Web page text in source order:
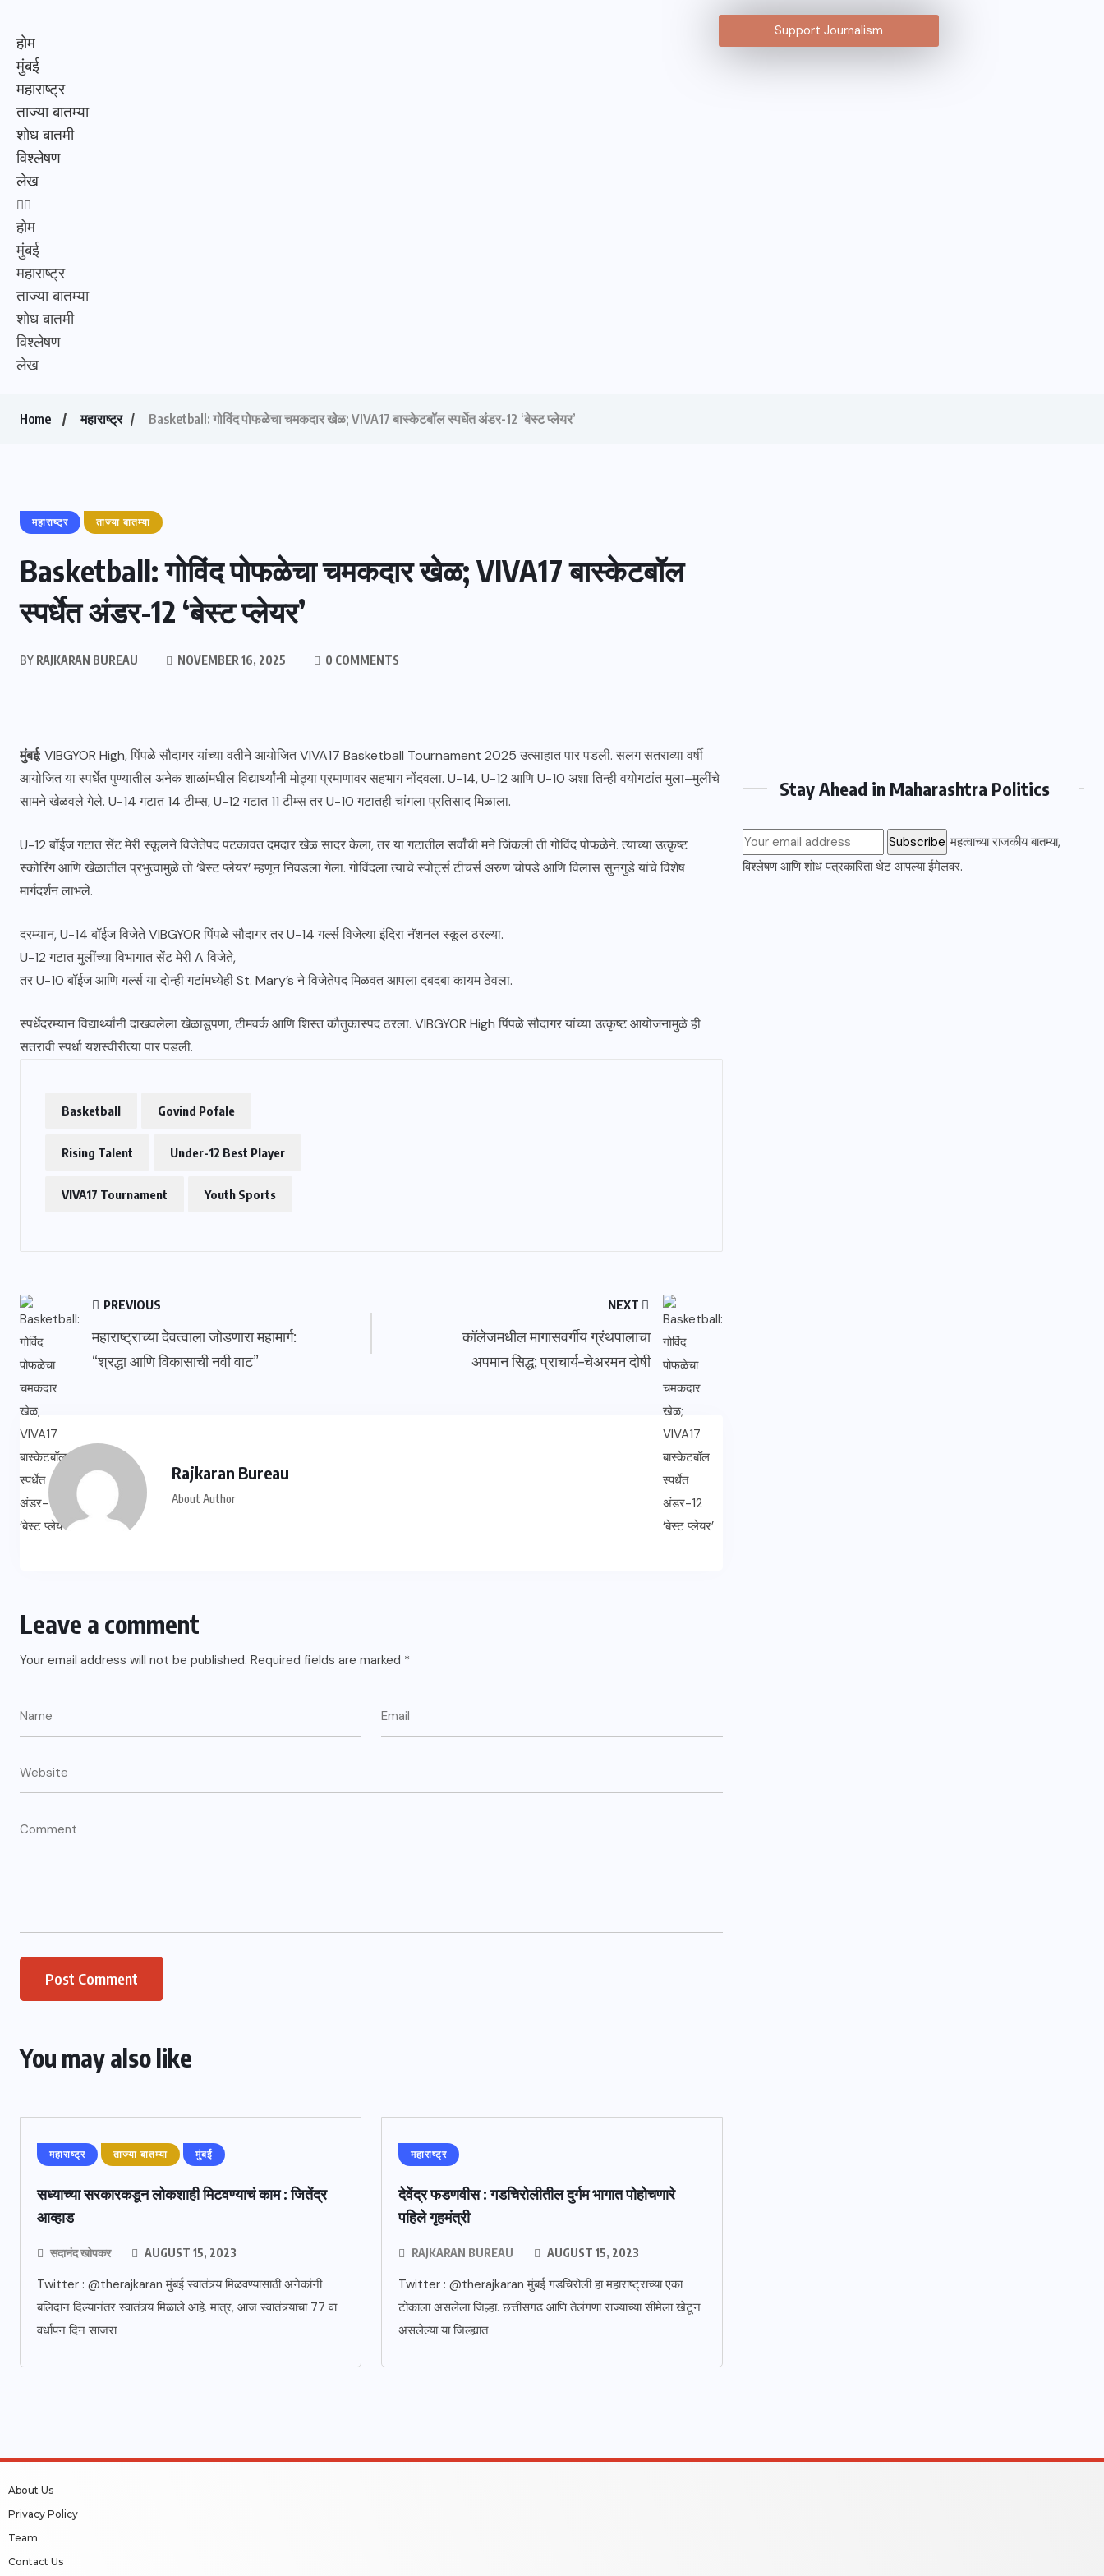
होम
मुंबई
महाराष्ट्र
ताज्या बातम्या
शोध बातमी
विश्लेषण
लेख
होम
मुंबई
महाराष्ट्र
ताज्या बातम्या
शोध बातमी
विश्लेषण
लेख
Support Journalism
Home महाराष्ट्र Basketball: गोविंद पोफळेचा चमकदार खेळ; VIVA17 बास्केटबॉल स्पर्धेत अंडर-12 ‘बेस्ट प्लेयर’
महाराष्ट्र ताज्या बातम्या
Basketball: गोविंद पोफळेचा चमकदार खेळ; VIVA17 बास्केटबॉल
स्पर्धेत अंडर-12 ‘बेस्ट प्लेयर’
BY RAJKARAN BUREAU NOVEMBER 16, 2025 0 COMMENTS
मुंबई: VIBGYOR High, पिंपळे सौदागर यांच्या वतीने आयोजित VIVA17 Basketball Tournament 2025 उत्साहात पार पडली. सलग सतराव्या वर्षी
आयोजित या स्पर्धेत पुण्यातील अनेक शाळांमधील विद्यार्थ्यांनी मोठ्या प्रमाणावर सहभाग नोंदवला. U-14, U-12 आणि U-10 अशा तिन्ही वयोगटांत मुला–मुलींचे
सामने खेळवले गेले. U-14 गटात 14 टीम्स, U-12 गटात 11 टीम्स तर U-10 गटातही चांगला प्रतिसाद मिळाला.
U-12 बॉईज गटात सेंट मेरी स्कूलने विजेतेपद पटकावत दमदार खेळ सादर केला, तर या गटातील सर्वांची मने जिंकली ती गोविंद पोफळेने. त्याच्या उत्कृष्ट
स्कोरिंग आणि खेळातील प्रभुत्वामुळे तो ‘बेस्ट प्लेयर’ म्हणून निवडला गेला. गोविंदला त्याचे स्पोर्ट्स टीचर्स अरुण चोपडे आणि विलास सुनगुडे यांचे विशेष
मार्गदर्शन लाभले.
दरम्यान, U-14 बॉईज विजेते VIBGYOR पिंपळे सौदागर तर U-14 गर्ल्स विजेत्या इंदिरा नॅशनल स्कूल ठरल्या.
U-12 गटात मुलींच्या विभागात सेंट मेरी A विजेते,
तर U-10 बॉईज आणि गर्ल्स या दोन्ही गटांमध्येही St. Mary’s ने विजेतेपद मिळवत आपला दबदबा कायम ठेवला.
स्पर्धेदरम्यान विद्यार्थ्यांनी दाखवलेला खेळाडूपणा, टीमवर्क आणि शिस्त कौतुकास्पद ठरला. VIBGYOR High पिंपळे सौदागर यांच्या उत्कृष्ट आयोजनामुळे ही
सतरावी स्पर्धा यशस्वीरीत्या पार पडली.
Basketball Govind Pofale
Rising Talent Under-12 Best Player
VIVA17 Tournament Youth Sports
PREVIOUS
महाराष्ट्राच्या देवत्वाला जोडणारा महामार्ग:
“श्रद्धा आणि विकासाची नवी वाट”
NEXT
कॉलेजमधील मागासवर्गीय ग्रंथपालाचा
अपमान सिद्ध; प्राचार्य–चेअरमन दोषी
Rajkaran Bureau
About Author
Leave a comment
Your email address will not be published. Required fields are marked *
You may also like
महाराष्ट्र ताज्या बातम्या मुंबई
सध्याच्या सरकारकडून लोकशाही मिटवण्याचं काम : जितेंद्र
आव्हाड
सदानंद खोपकर AUGUST 15, 2023
Twitter : @therajkaran मुंबई स्वातंत्र्य मिळवण्यासाठी अनेकांनी
बलिदान दिल्यानंतर स्वातंत्र्य मिळाले आहे. मात्र, आज स्वातंत्र्याचा 77 वा
वर्धापन दिन साजरा
महाराष्ट्र
देवेंद्र फडणवीस : गडचिरोलीतील दुर्गम भागात पोहोचणारे
पहिले गृहमंत्री
RAJKARAN BUREAU AUGUST 15, 2023
Twitter : @therajkaran मुंबई गडचिरोली हा महाराष्ट्राच्या एका
टोकाला असलेला जिल्हा. छत्तीसगढ आणि तेलंगणा राज्याच्या सीमेला खेटून
असलेल्या या जिल्ह्यात
Stay Ahead in Maharashtra Politics
महत्वाच्या राजकीय बातम्या,
विश्लेषण आणि शोध पत्रकारिता थेट आपल्या ईमेलवर.
About Us
Privacy Policy
Team
Contact Us